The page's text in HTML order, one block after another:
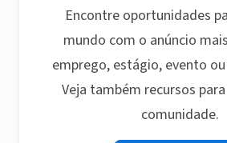
Encontre oportunidades
mundo com o anúncio
emprego, estágio, evento
Veja também recursos
comunidade.